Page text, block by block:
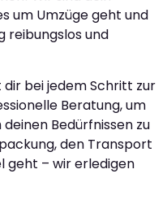
um Umzüge geht und
reibungslos und
bei jedem Schritt zur
Beratung, um
Bedürfnissen zu
den Transport
geht – wir erledigen